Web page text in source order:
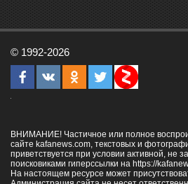
Рекламодателям
Контактная информация
© 1992-2026
ВНИМАНИЕ! Частичное или полное
сайте kafanews.com, текстовых и
приветствуется при условии активной, не
поисковиками гиперссылки на https://
На настоящем ресурсе может